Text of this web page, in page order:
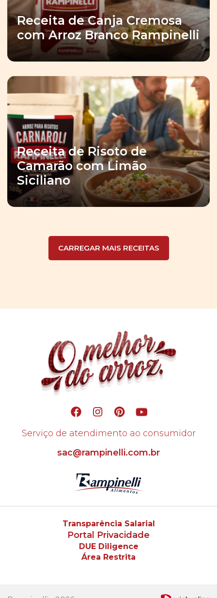
Receita de Canja Cremosa
com Arroz Branco Rampinelli
Receita de Risoto de
Camarão com Limão
Siciliano
CARREGAR MAIS RECEITAS
Serviço de atendimento ao consumidor
sac@rampinelli.com.br
Transparência Salarial
Portal Privacidade
DUE Diligence
Área Restrita